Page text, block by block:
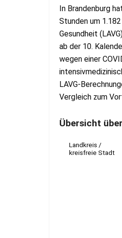
In Brandenburg
Stunden um
Gesundheit
ab der 10.
wegen einer
LAVG-
Vergleich zum
Übersicht
Landkreis /
kreisfreie Stadt